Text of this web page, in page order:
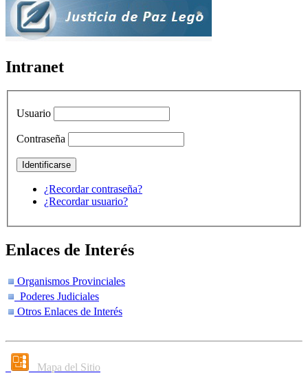
Intranet
Usuario
Contraseña
¿Recordar contraseña?
¿Recordar usuario?
Enlaces de Interés
Organismos Provinciales
Poderes Judiciales
Otros Enlaces de Interés
Mapa del Sitio